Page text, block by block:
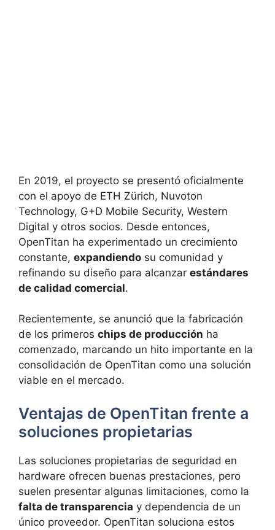
En 2019, el proyecto se presentó oficialmente
con el apoyo de ETH Zürich, Nuvoton
Technology, G+D Mobile Security, Western
Digital y otros socios. Desde entonces,
OpenTitan ha experimentado un crecimiento
constante, expandiendo su comunidad y
refinando su diseño para alcanzar estándares
de calidad comercial.
Recientemente, se anunció que la fabricación
de los primeros chips de producción ha
comenzado, marcando un hito importante en la
consolidación de OpenTitan como una solución
viable en el mercado.
Ventajas de OpenTitan frente a
soluciones propietarias
Las soluciones propietarias de seguridad en
hardware ofrecen buenas prestaciones, pero
suelen presentar algunas limitaciones, como la
falta de transparencia y dependencia de un
único proveedor. OpenTitan soluciona estos